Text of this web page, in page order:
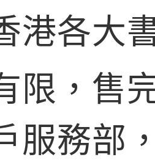
港各大
限，售
服務部